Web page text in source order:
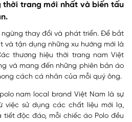
thời trang mới nhất và biến tấu
thay đổi và phát triển. Để bắt
và tận dụng những xu hướng mới là
thương hiệu thời trang nam Việt
và mang đến những phiên bản áo
cách cá nhân của mỗi quý ông.
nam local brand Việt Nam là sự
việc sử dụng các chất liệu mới lạ,
độc đáo, mỗi chiếc áo Polo đều